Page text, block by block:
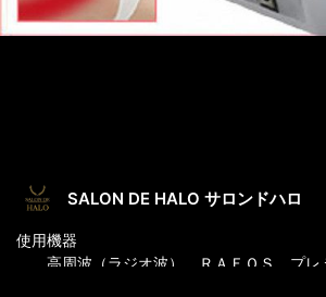
SALON DE HALO サロンドハロ
使用機器
高周波（ラジオ波） ＲＡＦＯＳ プレ